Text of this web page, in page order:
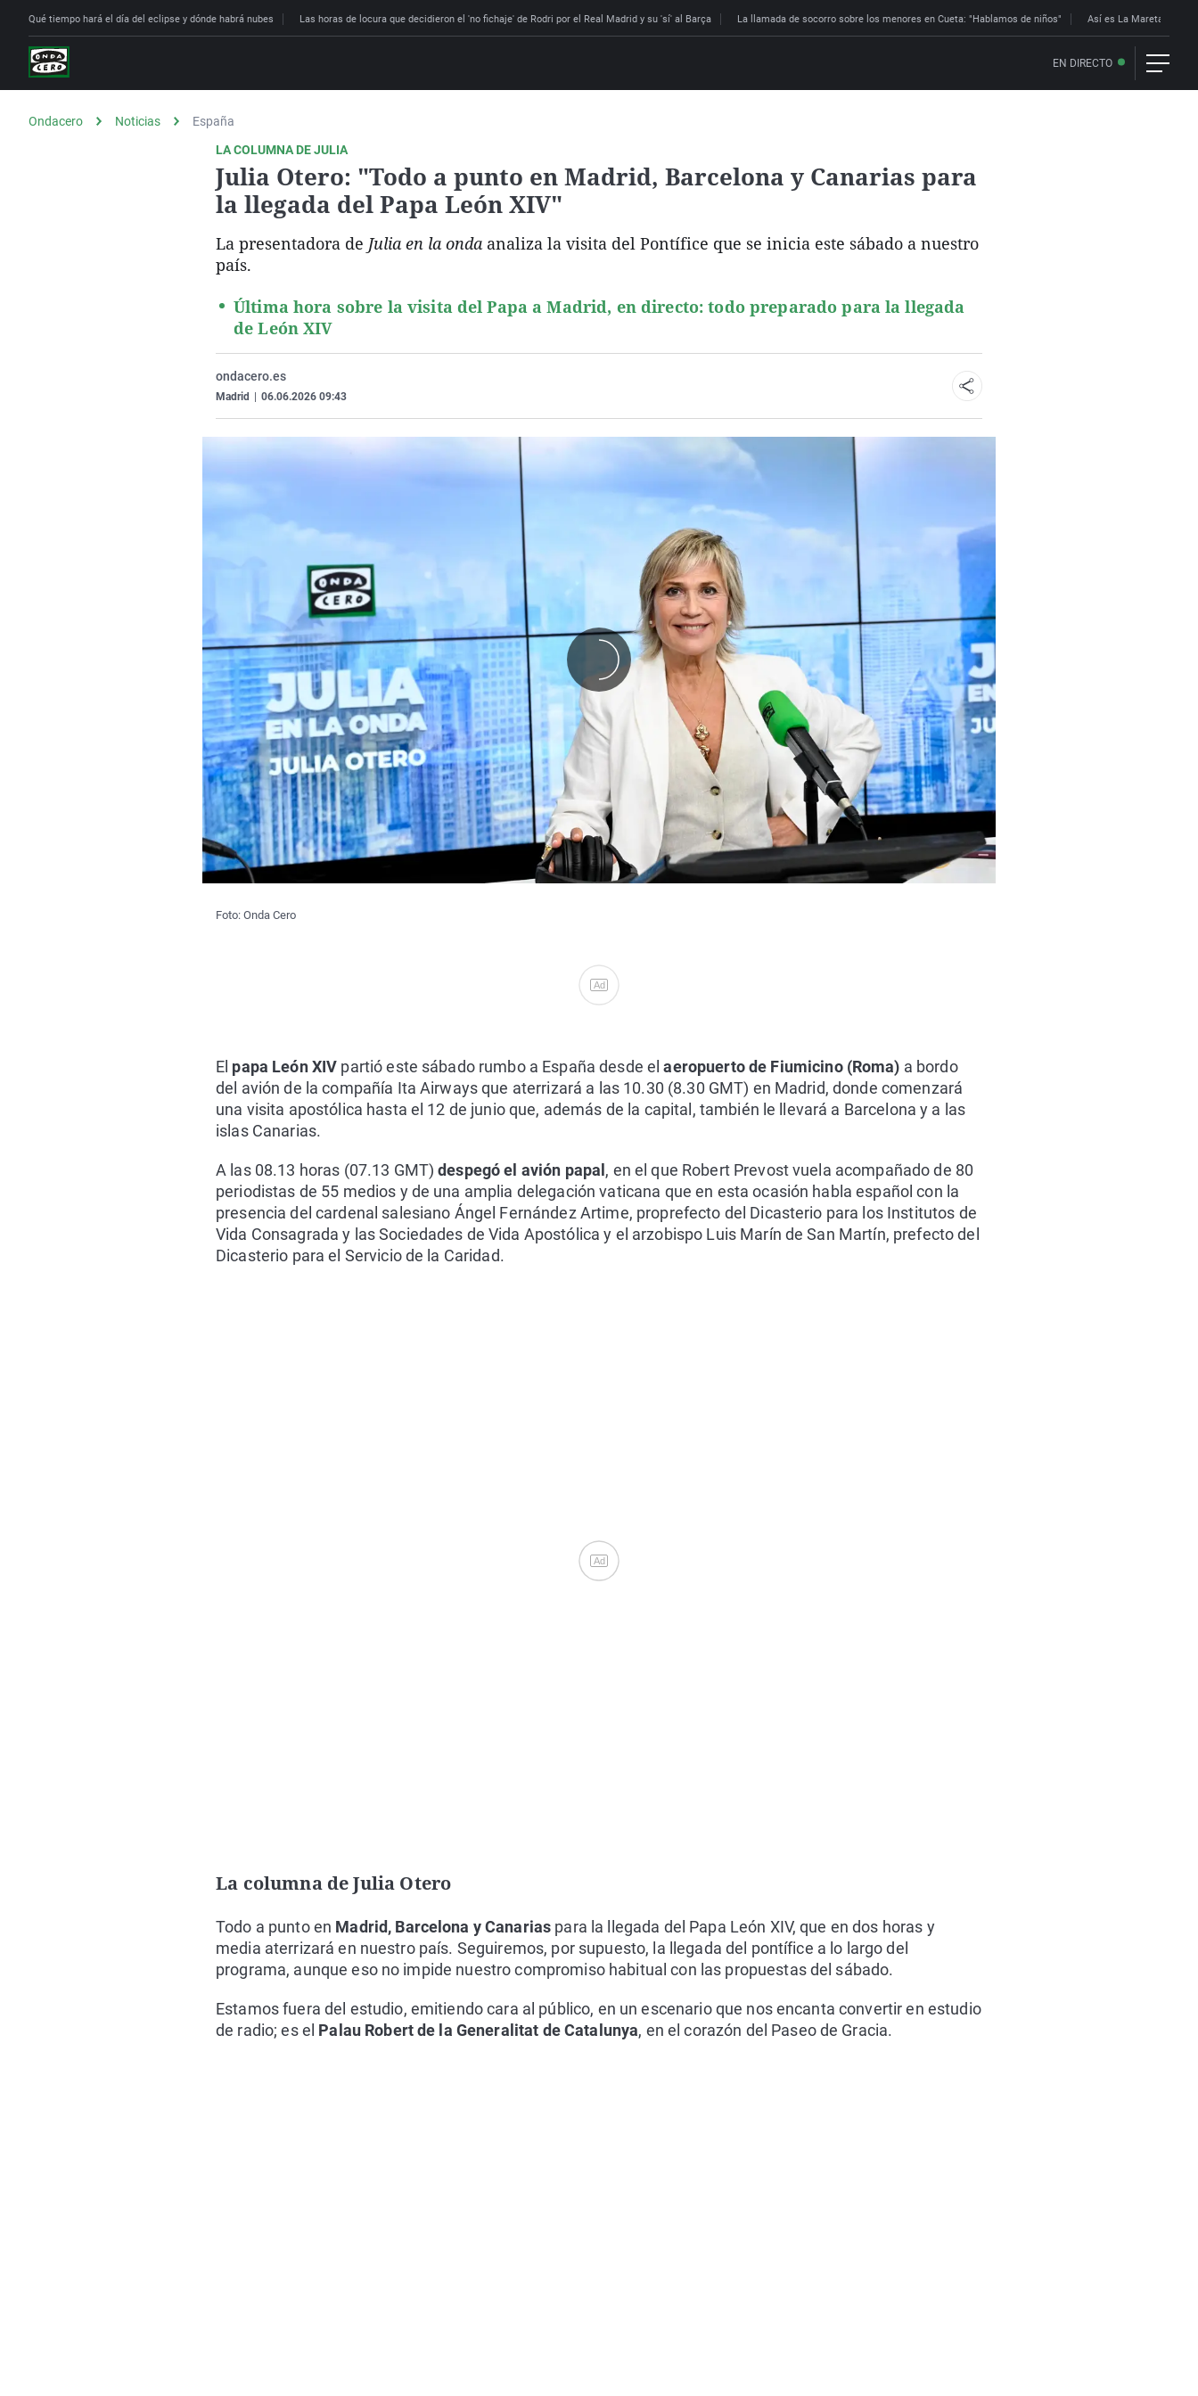
Qué tiempo hará el día del eclipse y dónde habrá nubes Las horas de locura que decidieron el 'no fichaje' de Rodri por el Real Madrid y su 'sí' al Barça La llamada de socorro sobre los menores en Cueta: "Hablamos de niños" Así es La Mareta: la
EN DIRECTO
Ondacero Noticias
España
LA COLUMNA DE JULIA
Julia Otero: "Todo a punto en Madrid, Barcelona y Canarias para
la llegada del Papa León XIV"
La presentadora de Julia en la ondaanaliza la visita del Pontífice que se inicia este sábado a nuestro
país.
Última hora sobre la visita del Papa a Madrid, en directo: todo preparado para la llegada
de León XIV
ondacero.es
Madrid 06.06.2026 09:43
Foto: Onda Cero
Ad
El papa León XIV partió este sábado rumbo a España desde elaeropuerto de Fiumicino (Roma) a bordo
del avión de la compañía Ita Airways que aterrizará a las 10.30 (8.30 GMT) en Madrid, donde comenzará
una visita apostólica hasta el 12 de junio que, además de la capital, también le llevará a Barcelona y a las
islas Canarias.
A las 08.13 horas (07.13 GMT)despegó el avión papal, en el que Robert Prevost vuela acompañado de 80
periodistas de 55 medios y de una amplia delegación vaticana que en esta ocasión habla español con la
presencia del cardenal salesiano Ángel Fernández Artime, proprefecto del Dicasterio para los Institutos de
Vida Consagrada y las Sociedades de Vida Apostólica y el arzobispo Luis Marín de San Martín, prefecto del
Dicasterio para el Servicio de la Caridad.
Ad
La columna de Julia Otero
Todo a punto en Madrid, Barcelona y Canarias para la llegada del Papa León XIV, que en dos horas y
media aterrizará en nuestro país. Seguiremos, por supuesto, la llegada del pontífice a lo largo del
programa, aunque eso no impide nuestro compromiso habitual con las propuestas del sábado.
Estamos fuera del estudio, emitiendo cara al público, en un escenario que nos encanta convertir en estudio
de radio; es el Palau Robert de la Generalitat de Catalunya, en el corazón del Paseo de Gracia.